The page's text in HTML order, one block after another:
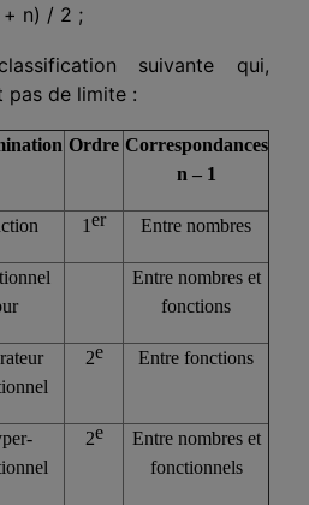
+ n) / 2 ;
suivante qui,
pas de limite :
Ordre Correspondances
n – 1
1er Entre nombres
Entre nombres et
fonctions
2e Entre fonctions
2e
Entre nombres et
fonctionnels